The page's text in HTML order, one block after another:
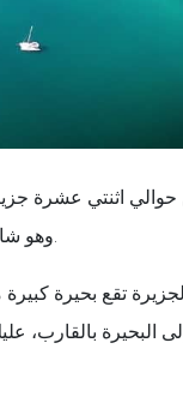
Beach، وهو شاطئ رملي مرجاني أبيض جميل تلفحه مياه تعج بالحياة البحرية الاستوائية.
تقع بحيرة